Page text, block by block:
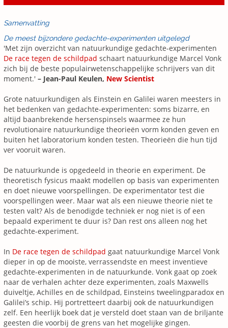
Samenvatting
De meest bijzondere gedachte-experimenten uitgelegd
'Met zijn overzicht van natuurkundige gedachte-experimenten
De race tegen de schildpad schaart natuurkundige Marcel Vonk
zich bij de beste populairwetenschappelijke schrijvers van dit
moment.' – Jean-Paul Keulen, New Scientist
Grote natuurkundigen als Einstein en Galilei waren meesters in
het bedenken van gedachte-experimenten: soms bizarre, en
altijd baanbrekende hersenspinsels waarmee ze hun
revolutionaire natuurkundige theorieën vorm konden geven en
buiten het laboratorium konden testen. Theorieën die hun tijd
ver vooruit waren.
De natuurkunde is opgedeeld in theorie en experiment. De
theoretisch fysicus maakt modellen op basis van experimenten
en doet nieuwe voorspellingen. De experimentator test die
voorspellingen weer. Maar wat als een nieuwe theorie niet te
testen valt? Als de benodigde techniek er nog niet is of een
bepaald experiment te duur is? Dan rest ons alleen nog het
gedachte-experiment.
In De race tegen de schildpad gaat natuurkundige Marcel Vonk
dieper in op de mooiste, verrassendste en meest inventieve
gedachte-experimenten in de natuurkunde. Vonk gaat op zoek
naar de verhalen achter deze experimenten, zoals Maxwells
duiveltje, Achilles en de schildpad, Einsteins tweelingparadox en
Galilei’s schip. Hij portretteert daarbij ook de natuurkundigen
zelf. Een heerlijk boek dat je versteld doet staan van de briljante
geesten die voorbij de grens van het mogelijke gingen.